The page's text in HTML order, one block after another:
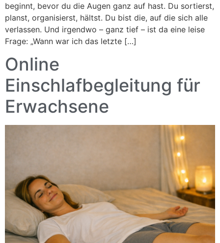
beginnt, bevor du die Augen ganz auf hast. Du sortierst,
planst, organisierst, hältst. Du bist die, auf die sich alle
verlassen. Und irgendwo – ganz tief – ist da eine leise
Frage: „Wann war ich das letzte […]
Online
Einschlafbegleitung für
Erwachsene